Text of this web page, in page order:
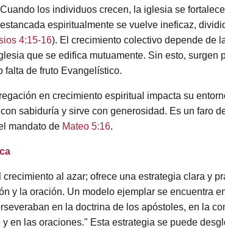
los individuos crecen, la iglesia se
espiritualmente se vuelve ineficaz,
4:15-16). El crecimiento colectivo depende de
que se edifica mutuamente. Sin esto, surgen
falta de fruto Evangelístico.
en crecimiento espiritual impacta su
sabiduría y sirve con generosidad. Es un faro
mandato de Mateo 5:16.
crecimiento al azar; ofrece una estrategia clara y
y la oración. Un modelo ejemplar se encuentra
en la doctrina de los apóstoles, en la
y en las oraciones." Esta estrategia se puede